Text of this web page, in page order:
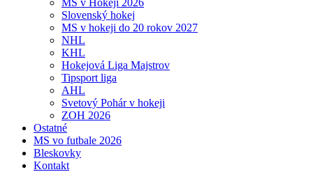
MS v Hokeji 2026
Slovenský hokej
MS v hokeji do 20 rokov 2027
NHL
KHL
Hokejová Liga Majstrov
Tipsport liga
AHL
Svetový Pohár v hokeji
ZOH 2026
Ostatné
MS vo futbale 2026
Bleskovky
Kontakt